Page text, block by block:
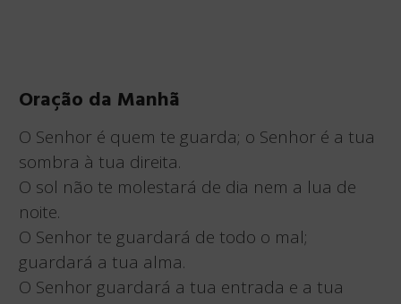
Oração da Manhã
O Senhor é quem te guarda; o Senhor é a tua
sombra à tua direita.
O sol não te molestará de dia nem a lua de
noite.
O Senhor te guardará de todo o mal;
guardará a tua alma.
O Senhor guardará a tua entrada e a tua